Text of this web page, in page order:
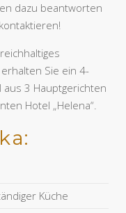
dazu beantworten
Sie ein 4-
aus 3 Hauptgerichten
Hotel „Helena“.
Küche